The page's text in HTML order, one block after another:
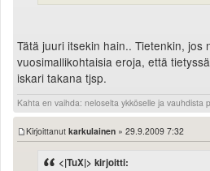
Tätä juuri itsekin hain.. Tietenkin, jos
vuosimallikohtaisia eroja, että
iskari takana tjsp.
Kahta en vaihda: neloselta ykköselle ja vauhdista
Kirjoittanut karkulainen » 29.9.2009 7:32
<|TuX|> kirjoitti: